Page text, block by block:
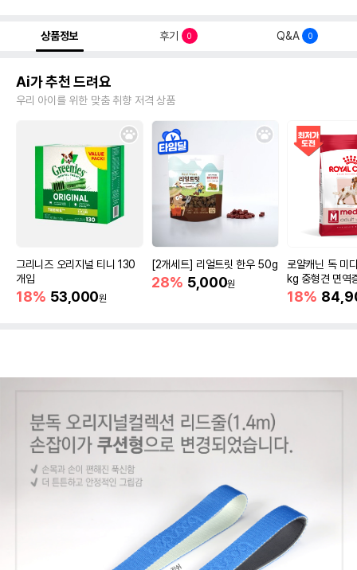
상품정보 후기 0 Q&A 0
Ai가 추천 드려요
우리 아이를 위한 맞춤 취향 저격 상품
그리니즈 오리지널 티니 130
개입
18% 53,000원
[2개세트] 리얼트릿 한우 50g
28% 5,000원
로얄캐닌 독 미
kg 중형견 면역
18%